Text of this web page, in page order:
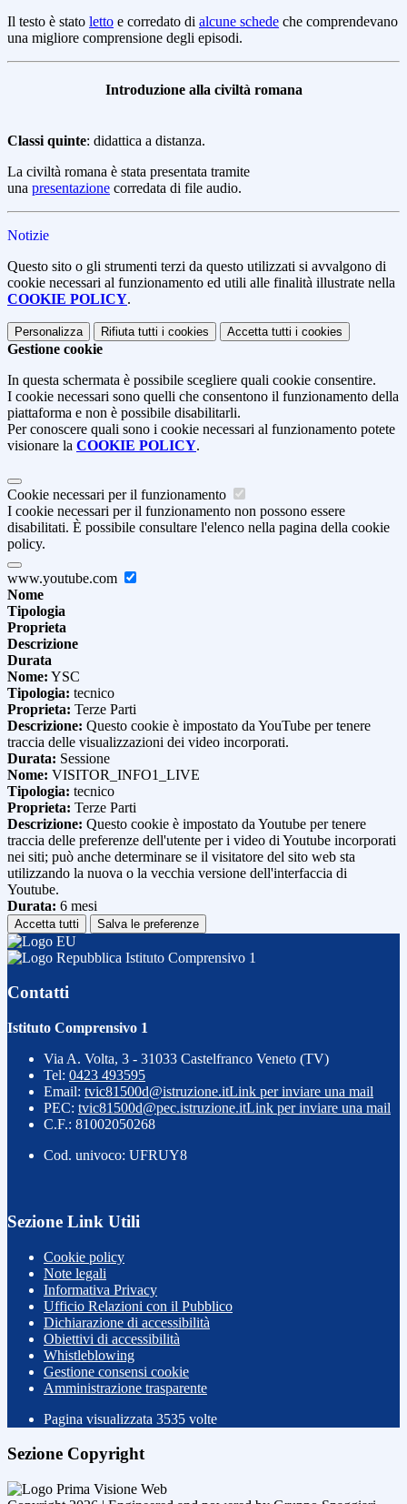
Il testo è stato letto e corredato di alcune schede che comprendevano
una migliore comprensione degli episodi.
Introduzione alla civiltà romana
Classi quinte: didattica a distanza.
La civiltà romana è stata presentata tramite
una presentazione corredata di file audio.
Notizie
Questo sito o gli strumenti terzi da questo utilizzati si avvalgono di
cookie necessari al funzionamento ed utili alle finalità illustrate nella
COOKIE POLICY.
Personalizza Rifiuta tutti i cookies Accetta tutti i cookies
Gestione cookie
In questa schermata è possibile scegliere quali cookie consentire.
I cookie necessari sono quelli che consentono il funzionamento della
piattaforma e non è possibile disabilitarli.
Per conoscere quali sono i cookie necessari al funzionamento potete
visionare la COOKIE POLICY.
Cookie necessari per il funzionamento
I cookie necessari per il funzionamento non possono essere
disabilitati. È possibile consultare l'elenco nella pagina della cookie
policy.
www.youtube.com
Nome
Tipologia
Proprieta
Descrizione
Durata
Nome: YSC
Tipologia: tecnico
Proprieta: Terze Parti
Descrizione: Questo cookie è impostato da YouTube per tenere
traccia delle visualizzazioni dei video incorporati.
Durata: Sessione
Nome: VISITOR_INFO1_LIVE
Tipologia: tecnico
Proprieta: Terze Parti
Descrizione: Questo cookie è impostato da Youtube per tenere
traccia delle preferenze dell'utente per i video di Youtube incorporati
nei siti; può anche determinare se il visitatore del sito web sta
utilizzando la nuova o la vecchia versione dell'interfaccia di
Youtube.
Durata: 6 mesi
Accetta tutti Salva le preferenze
Istituto Comprensivo 1
Contatti
Istituto Comprensivo 1
Via A. Volta, 3 - 31033 Castelfranco Veneto (TV)
Tel: 0423 493595
Email: tvic81500d@istruzione.itLink per inviare una mail
PEC: tvic81500d@pec.istruzione.itLink per inviare una mail
C.F.: 81002050268
Cod. univoco: UFRUY8
Sezione Link Utili
Cookie policy
Note legali
Informativa Privacy
Ufficio Relazioni con il Pubblico
Dichiarazione di accessibilità
Obiettivi di accessibilità
Whistleblowing
Gestione consensi cookie
Amministrazione trasparente
Pagina visualizzata 3535 volte
Sezione Copyright